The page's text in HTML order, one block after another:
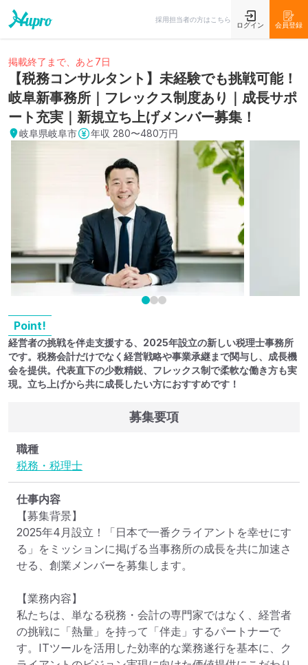
採用担当者の方はこちら
ログイン 会員登録
掲載終了まで、あと7日
【税務コンサルタント】未経験でも挑戦可能！
岐阜新事務所｜フレックス制度あり｜成長サポ
ート充実｜新規立ち上げメンバー募集！
岐阜県岐阜市 年収 280〜480万円
Point!
経営者の挑戦を伴走支援する、2025年設立の新しい税理士事務所
です。税務会計だけでなく経営戦略や事業承継まで関与し、成長機
会を提供。代表直下の少数精鋭、フレックス制で柔軟な働き方も実
現。立ち上げから共に成長したい方におすすめです！
募集要項
職種
税務・税理士
仕事内容
【募集背景】
2025年4月設立！「日本で一番クライアントを幸せにす
る」をミッションに掲げる当事務所の成長を共に加速さ
せる、創業メンバーを募集します。
【業務内容】
私たちは、単なる税務・会計の専門家ではなく、経営者
の挑戦に「熱量」を持って「伴走」するパートナーで
す。ITツールを活用した効率的な業務遂行を基本に、ク